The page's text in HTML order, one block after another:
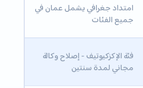
امتداد جغرافي يشمل عمان في
جميع الفئات
فئة الإكزكيوتيف - إصلاح وكالة
مجاني لمدة سنتين